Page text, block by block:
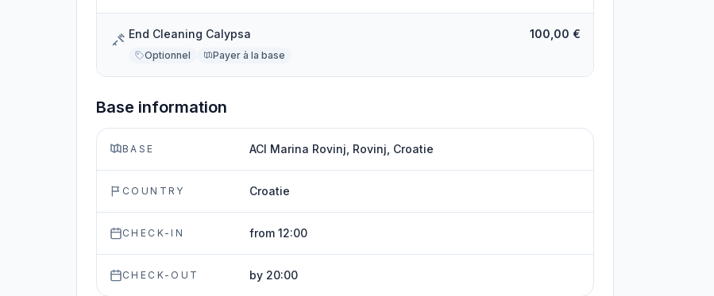
End Cleaning Calypsa
Optionnel Payer à la base
100,00 €
Base information
BASE ACI Marina Rovinj, Rovinj, Croatie
COUNTRY Croatie
CHECK-IN from 12:00
CHECK-OUT by 20:00